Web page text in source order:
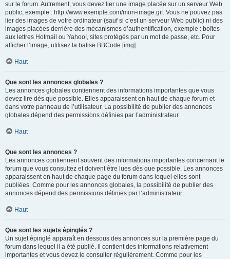
sur le forum. Autrement, vous devez lier une image placée sur un serveur Web
public, exemple : http://www.exemple.com/mon-image.gif. Vous ne pouvez pas
lier des images de votre ordinateur (sauf si c’est un serveur Web public) ni des
images placées derrière des mécanismes d’authentification, exemple : boîtes
aux lettres Hotmail ou Yahoo!, sites protégés par un mot de passe, etc. Pour
afficher l’image, utilisez la balise BBCode [img].
Haut
Que sont les annonces globales ?
Les annonces globales contiennent des informations importantes que vous
devez lire dès que possible. Elles apparaissent en haut de chaque forum et
dans votre panneau de l’utilisateur. La possibilité de publier des annonces
globales dépend des permissions définies par l’administrateur.
Haut
Que sont les annonces ?
Les annonces contiennent souvent des informations importantes concernant le
forum que vous consultez et doivent être lues dès que possible. Les annonces
apparaissent en haut de chaque page du forum dans lequel elles sont
publiées. Comme pour les annonces globales, la possibilité de publier des
annonces dépend des permissions définies par l’administrateur.
Haut
Que sont les sujets épinglés ?
Un sujet épinglé apparaît en dessous des annonces sur la première page du
forum dans lequel il a été publié. il contient des informations relativement
importantes et vous devez le consulter régulièrement. Comme pour les